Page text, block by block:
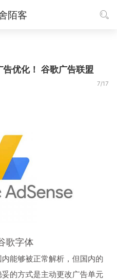
陌客
优化！ 谷歌广告联盟
7/17
歌字体
能够被正常解析，但国内的
的方式是主动更改广告单元